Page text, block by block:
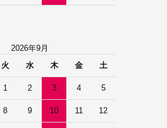
2026年9月
火 水 木 金 土
1 2 3 4 5
8 9 10 11 12